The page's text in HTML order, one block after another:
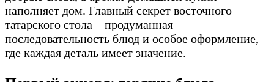
наполняет дом. Главный секрет восточного
татарского стола – продуманная
последовательность блюд и особое оформление,
где каждая деталь имеет значение.